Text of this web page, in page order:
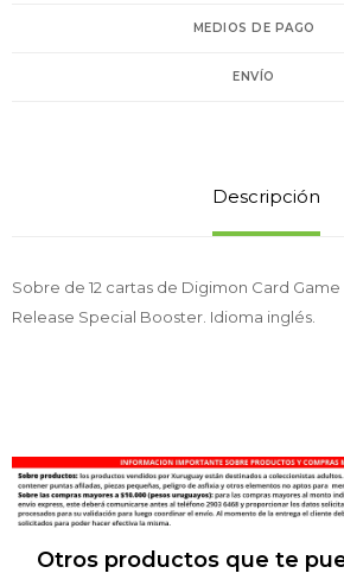
MEDIOS DE PAGO
ENVÍO
Descripción
Sobre de 12 cartas de Digimon Card
Release Special Booster. Idioma inglés.
Otros productos que te